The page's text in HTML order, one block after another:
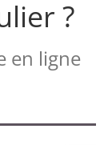
?
en ligne